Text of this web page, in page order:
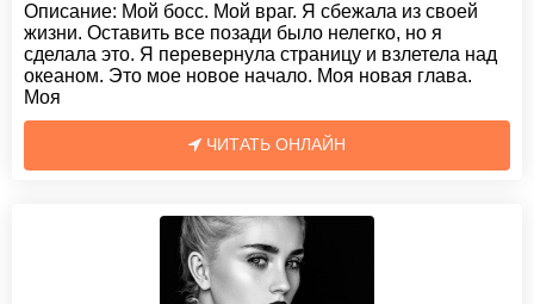
Описание: Мой босс. Мой враг. Я сбежала из своей
жизни. Оставить все позади было нелегко, но я
сделала это. Я перевернула страницу и взлетела над
океаном. Это мое новое начало. Моя новая глава.
Моя
ЧИТАТЬ ОНЛАЙН